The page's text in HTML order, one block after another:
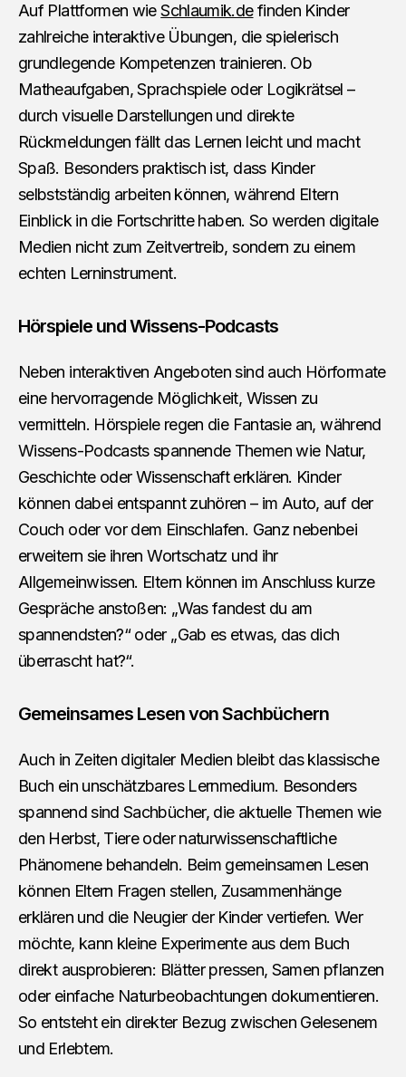
Auf Plattformen wieSchlaumik.definden Kinder
zahlreiche interaktive Übungen, die spielerisch
grundlegende Kompetenzen trainieren. Ob
Matheaufgaben, Sprachspiele oder Logikrätsel –
durch visuelle Darstellungen und direkte
Rückmeldungen fällt das Lernen leicht und macht
Spaß. Besonders praktisch ist, dass Kinder
selbstständig arbeiten können, während Eltern
Einblick in die Fortschritte haben. So werden digitale
Medien nicht zum Zeitvertreib, sondern zu einem
echten Lerninstrument.
Hörspiele und Wissens-Podcasts
Neben interaktiven Angeboten sind auch Hörformate
eine hervorragende Möglichkeit, Wissen zu
vermitteln. Hörspiele regen die Fantasie an, während
Wissens-Podcasts spannende Themen wie Natur,
Geschichte oder Wissenschaft erklären. Kinder
können dabei entspannt zuhören – im Auto, auf der
Couch oder vor dem Einschlafen. Ganz nebenbei
erweitern sie ihren Wortschatz und ihr
Allgemeinwissen. Eltern können im Anschluss kurze
Gespräche anstoßen: „Was fandest du am
spannendsten?“ oder „Gab es etwas, das dich
überrascht hat?“.
Gemeinsames Lesen von Sachbüchern
Auch in Zeiten digitaler Medien bleibt das klassische
Buch ein unschätzbares Lernmedium. Besonders
spannend sind Sachbücher, die aktuelle Themen wie
den Herbst, Tiere oder naturwissenschaftliche
Phänomene behandeln. Beim gemeinsamen Lesen
können Eltern Fragen stellen, Zusammenhänge
erklären und die Neugier der Kinder vertiefen. Wer
möchte, kann kleine Experimente aus dem Buch
direkt ausprobieren: Blätter pressen, Samen pflanzen
oder einfache Naturbeobachtungen dokumentieren.
So entsteht ein direkter Bezug zwischen Gelesenem
und Erlebtem.